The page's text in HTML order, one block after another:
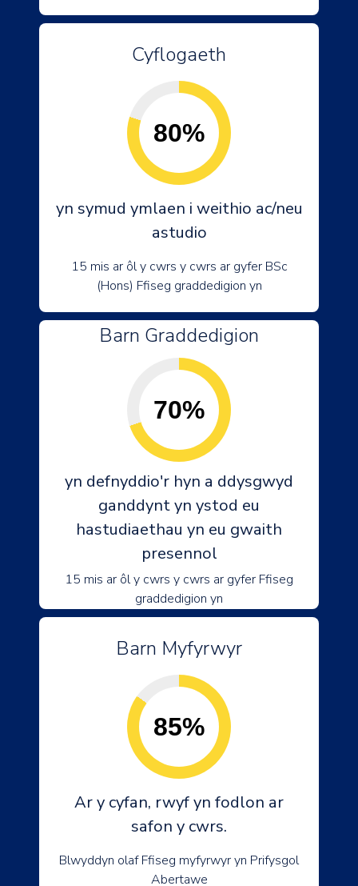
Cyflogaeth
80%
yn symud ymlaen i weithio ac/neu
astudio
15 mis ar ôl y cwrs y cwrs ar gyfer BSc
(Hons) Ffiseg graddedigion yn
Barn Graddedigion
70%
yn defnyddio'r hyn a ddysgwyd
ganddynt yn ystod eu
hastudiaethau yn eu gwaith
presennol
15 mis ar ôl y cwrs y cwrs ar gyfer Ffiseg
graddedigion yn
Barn Myfyrwyr
85%
Ar y cyfan, rwyf yn fodlon ar
safon y cwrs.
Blwyddyn olaf Ffiseg myfyrwyr yn Prifysgol
Abertawe